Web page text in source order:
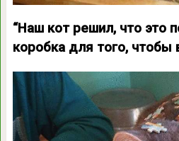
“Наш кот решил, что это
коробка для того, чтобы